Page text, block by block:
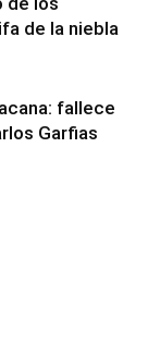
de la niebla
fallece
Garfias